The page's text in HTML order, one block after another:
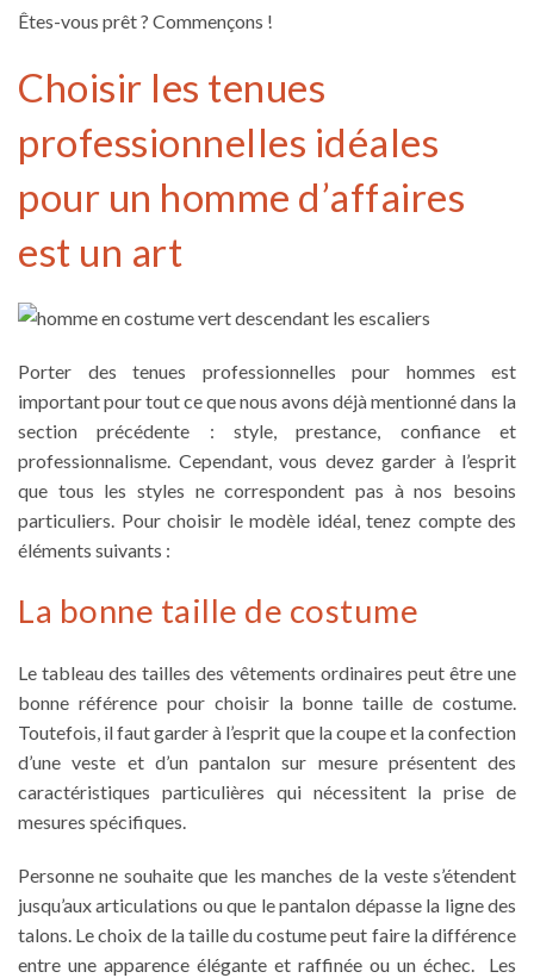
Êtes-vous prêt ? Commençons !
Choisir les tenues
professionnelles idéales
pour un homme d’affaires
est un art
Porter des tenues professionnelles pour hommes est
important pour tout ce que nous avons déjà mentionné dans la
section précédente : style, prestance, confiance et
professionnalisme. Cependant, vous devez garder à l’esprit
que tous les styles ne correspondent pas à nos besoins
particuliers. Pour choisir le modèle idéal, tenez compte des
éléments suivants :
La bonne taille de costume
Le tableau des tailles des vêtements ordinaires peut être une
bonne référence pour choisir la bonnetaille de costume.
Toutefois, il faut garder à l’esprit que la coupe et la confection
d’une veste et d’un pantalon sur mesure présentent des
caractéristiques particulières qui nécessitent la prise de
mesures spécifiques.
Personne ne souhaite que les manches de la veste s’étendent
jusqu’aux articulations ou que le pantalon dépasse la ligne des
talons. Le choix de lataille du costumepeut faire la différence
entre une apparence élégante et raffinée ou un échec. Les